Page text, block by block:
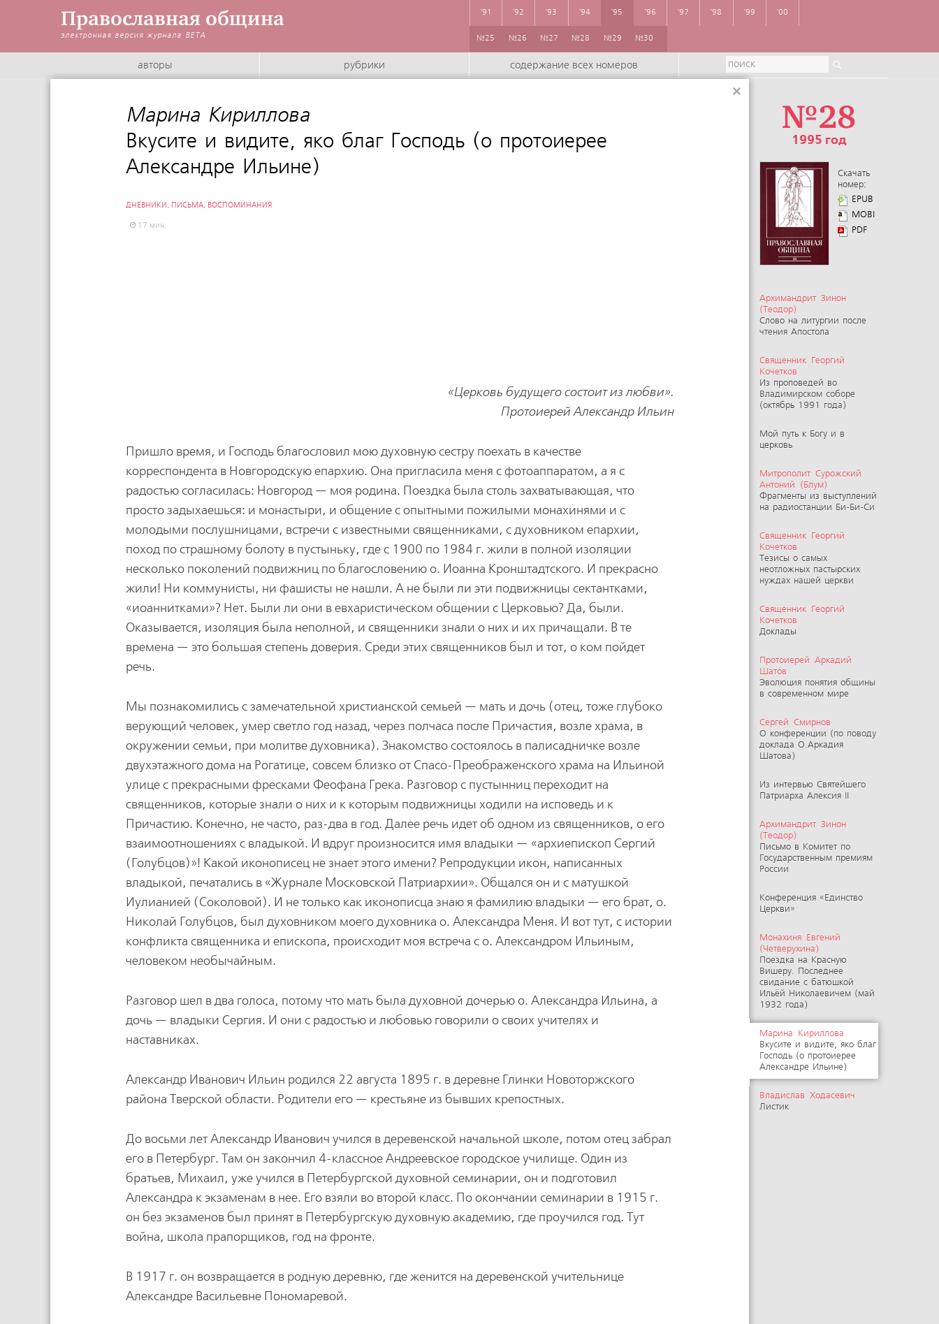
Православная община
электронная версия журнала BETA
'91 '92 '93 '94 '95
№25 №26 №27 №28 №29 №30
'96 '97 '98 '99 '00
авторы рубрики содержание всех номеров
№28
1995 год
Скачать
номер:
EPUB
MOBI
PDF
Архимандрит Зинон
(Теодор)
Слово на литургии после
чтения Апостола
Священник Георгий
Кочетков
Из проповедей во
Владимирском соборе
(октябрь 1991 года)
Мой путь к Богу и в
церковь
Митрополит Сурожский
Антоний (Блум)
Фрагменты из выступлений
на радиостанции Би-Би-Си
Священник Георгий
Кочетков
Тезисы о самых
неотложных пастырских
нуждах нашей церкви
Священник Георгий
Кочетков
Доклады
Протоиерей Аркадий
Шатов
Эволюция понятия общины
в современном мире
Сергей Смирнов
О конференции (по поводу
доклада О.Аркадия
Шатова)
Из интервью Святейшего
Патриарха Алексия II
Архимандрит Зинон
(Теодор)
Письмо в Комитет по
Государственным премиям
России
Конференция «Единство
Церкви»
Монахиня Евгений
(Четверухина)
Поездка на Красную
Вишеру. Последнее
свидание с батюшкой
Ильёй Николаевичем (май
1932 года)
Марина Кириллова
Вкусите и видите, яко благ
Господь (о протоиерее
Александре Ильине)
Владислав Ходасевич
Листик
Марина Кириллова
Вкусите и видите, яко благ Господь (о протоиерее
Александре Ильине)
ДНЕВНИКИ, ПИСЬМА, ВОСПОМИНАНИЯ
17 мин.
«Церковь будущего состоит из любви».
Протоиерей Александр Ильин
Пришло время, и Господь благословил мою духовную сестру поехать в качестве
корреспондента в Новгородскую епархию. Она пригласила меня с фотоаппаратом, а я с
радостью согласилась: Новгород — моя родина. Поездка была столь захватывающая, что
просто задыхаешься: и монастыри, и общение с опытными пожилыми монахинями и с
молодыми послушницами, встречи с известными священниками, с духовником епархии,
поход по страшному болоту в пустыньку, где с 1900 по 1984 г. жили в полной изоляции
несколько поколений подвижниц по благословению о. Иоанна Кронштадтского. И прекрасно
жили! Ни коммунисты, ни фашисты не нашли. А не были ли эти подвижницы сектантками,
«иоаннитками»? Нет. Были ли они в евхаристическом общении с Церковью? Да, были.
Оказывается, изоляция была неполной, и священники знали о них и их причащали. В те
времена — это большая степень доверия. Среди этих священников был и тот, о ком пойдет
речь.
Мы познакомились с замечательной христианской семьей — мать и дочь (отец, тоже глубоко
верующий человек, умер светло год назад, через полчаса после Причастия, возле храма, в
окружении семьи, при молитве духовника). Знакомство состоялось в палисадничке возле
двухэтажного дома на Рогатице, совсем близко от Спасо-Преображенского храма на Ильиной
улице с прекрасными фресками Феофана Грека. Разговор с пустынниц переходит на
священников, которые знали о них и к которым подвижницы ходили на исповедь и к
Причастию. Конечно, не часто, раз-два в год. Далее речь идет об одном из священников, о его
взаимоотношениях с владыкой. И вдруг произносится имя владыки — «архиепископ Сергий
(Голубцов)»! Какой иконописец не знает этого имени? Репродукции икон, написанных
владыкой, печатались в «Журнале Московской Патриархии». Общался он и с матушкой
Иулианией (Соколовой). И не только как иконописца знаю я фамилию владыки — его брат, о.
Николай Голубцов, был духовником моего духовника о. Александра Меня. И вот тут, с истории
конфликта священника и епископа, происходит моя встреча с о. Александром Ильиным,
человеком необычайным.
Разговор шел в два голоса, потому что мать была духовной дочерью о. Александра Ильина, а
дочь — владыки Сергия. И они с радостью и любовью говорили о своих учителях и
наставниках.
Александр Иванович Ильин родился 22 августа 1895 г. в деревне Глинки Новоторжского
района Тверской области. Родители его — крестьяне из бывших крепостных.
До восьми лет Александр Иванович учился в деревенской начальной школе, потом отец забрал
его в Петербург. Там он закончил 4-классное Андреевское городское училище. Один из
братьев, Михаил, уже учился в Петербургской духовной семинарии, он и подготовил
Александра к экзаменам в нее. Его взяли во второй класс. По окончании семинарии в 1915 г.
он без экзаменов был принят в Петербургскую духовную академию, где проучился год. Тут
война, школа прапорщиков, год на фронте.
В 1917 г. он возвращается в родную деревню, где женится на деревенской учительнице
Александре Васильевне Пономаревой.
×